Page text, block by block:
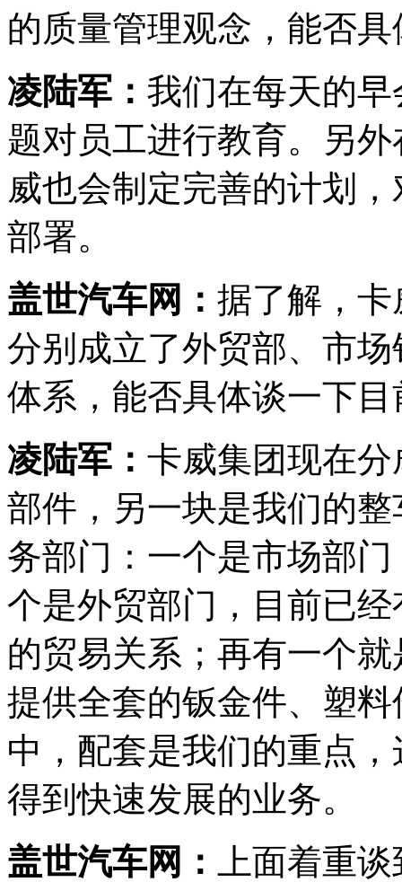
的质量管理观念，能否
凌陆军： 我们在每天的
题对员工进行教育。另
威也会制定完善的计划
部署。
盖世汽车网： 据了解，
分别成立了外贸部、市
体系，能否具体谈一下
凌陆军： 卡威集团现在
部件，另一块是我们的
务部门：一个是市场部
个是外贸部门，目前已
的贸易关系；再有一个
提供全套的钣金件、塑
中，配套是我们的重点
得到快速发展的业务。
盖世汽车网：
上面着重